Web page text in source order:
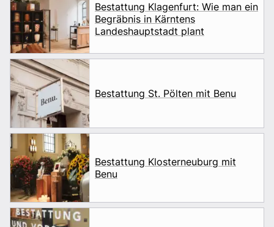
Bestattung Klagenfurt: Wie man ein
Begräbnis in Kärntens
Landeshauptstadt plant
Bestattung St. Pölten mit Benu
Bestattung Klosterneuburg mit
Benu